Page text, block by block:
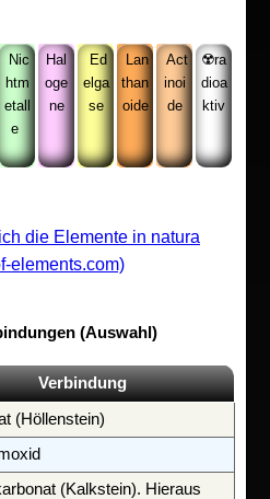
Nic
htm
etall
e
Hal
oge
ne
Ed
elga
se
Lan
than
oide
Act
inoi
de
☢️ra
dioa
ktiv
die Elemente in natura
elements.com)
(Auswahl)
Verbindung
(Höllenstein)
(Kalkstein). Hieraus